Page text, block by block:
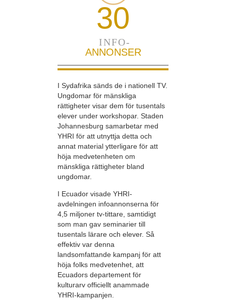
30
INFO-
ANNONSER
I Sydafrika sänds de i nationell TV.
Ungdomar för mänskliga
rättigheter visar dem för tusentals
elever under workshopar. Staden
Johannesburg samarbetar med
YHRI för att utnyttja detta och
annat material ytterligare för att
höja medvetenheten om
mänskliga rättigheter bland
ungdomar.
I Ecuador visade YHRI-
avdelningen infoannonserna för
4,5 miljoner tv-tittare, samtidigt
som man gav seminarier till
tusentals lärare och elever. Så
effektiv var denna
landsomfattande kampanj för att
höja folks medvetenhet, att
Ecuadors departement för
kulturarv officiellt anammade
YHRI-kampanjen.